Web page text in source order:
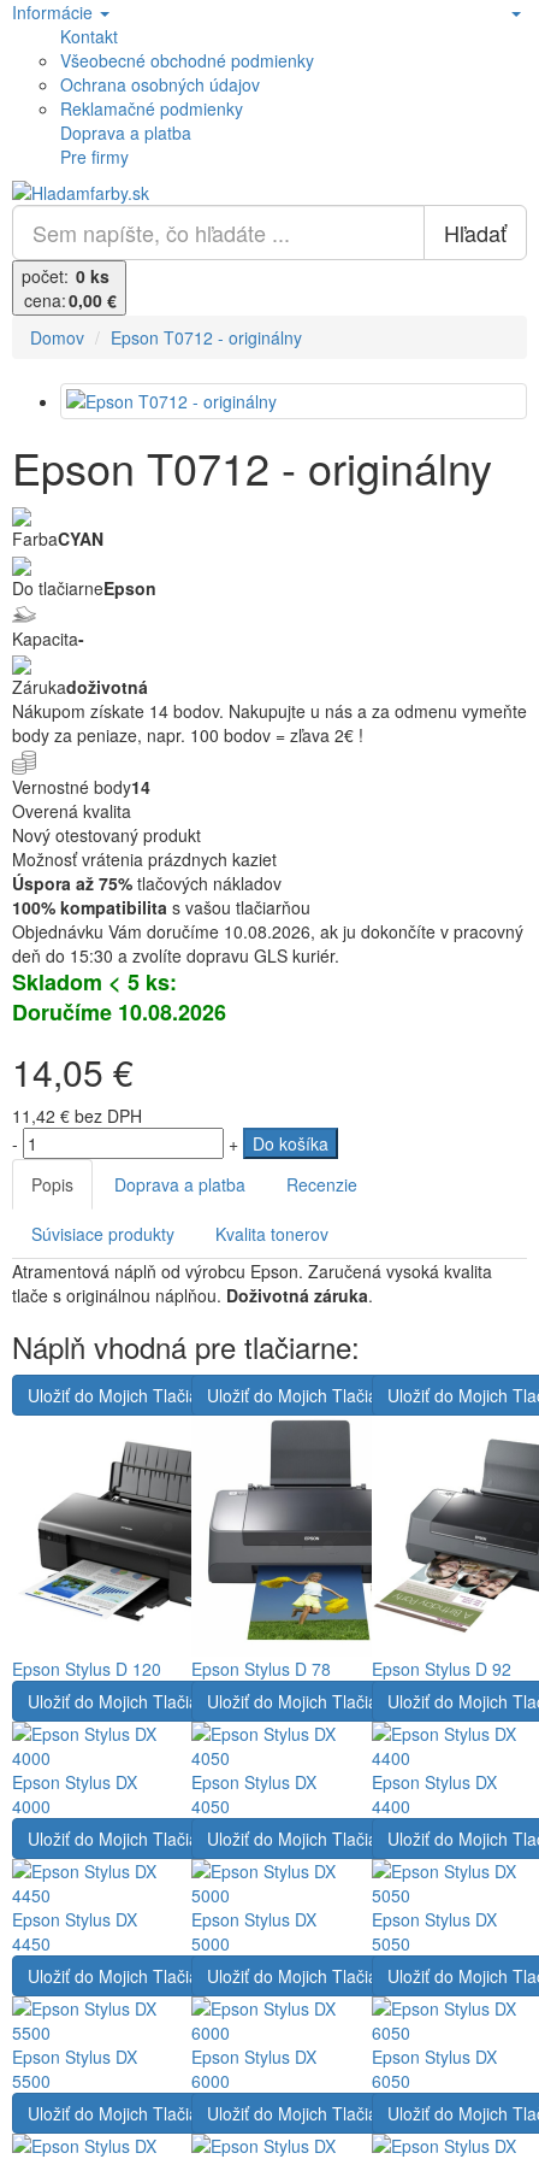
Informácie
Kontakt
Všeobecné obchodné podmienky
Ochrana osobných údajov
Reklamačné podmienky
Doprava a platba
Pre firmy
Hľadať
počet: 0 ks
cena:0,00 €
Domov
Epson T0712 - originálny
Epson T0712 - originálny
FarbaCYAN
Do tlačiarneEpson
Kapacita-
Zárukadoživotná
Nákupom získate 14 bodov. Nakupujte u nás a za odmenu vymeňte
body za peniaze, napr. 100 bodov = zľava 2€ !
Vernostné body14
Overená kvalita
Nový otestovaný produkt
Možnosť vrátenia prázdnych kaziet
Úspora až 75% tlačových nákladov
100% kompatibilita s vašou tlačiarňou
Objednávku Vám doručíme 10.08.2026, ak ju dokončíte v pracovný
deň do 15:30 a zvolíte dopravu GLS kuriér.
Skladom < 5 ks:
Doručíme 10.08.2026
14,05 €
11,42 € bez DPH
-
+
Do košíka
Popis
Doprava a platba Recenzie
Súvisiace produkty
Kvalita tonerov
Atramentová náplň od výrobcu Epson. Zaručená vysoká kvalita
tlače s originálnou náplňou. Doživotná záruka.
Náplň vhodná pre tlačiarne:
Uložiť do Mojich Tlačiarní
Epson Stylus D 120
Uložiť do Mojich Tlačiarní
Epson Stylus D 78
Uložiť do Mojich
Epson Stylus D 92
Uložiť do Mojich Tlačiarní
Epson Stylus DX
4000
Uložiť do Mojich Tlačiarní
Epson Stylus DX
4050
Uložiť do Mojich
Epson Stylus DX
4400
Uložiť do Mojich Tlačiarní
Epson Stylus DX
4450
Uložiť do Mojich Tlačiarní
Epson Stylus DX
5000
Uložiť do Mojich
Epson Stylus DX
5050
Uložiť do Mojich Tlačiarní
Epson Stylus DX
5500
Uložiť do Mojich Tlačiarní
Epson Stylus DX
6000
Uložiť do Mojich
Epson Stylus DX
6050
Uložiť do Mojich TlačiarníUložiť do Mojich TlačiarníUložiť do Mojich